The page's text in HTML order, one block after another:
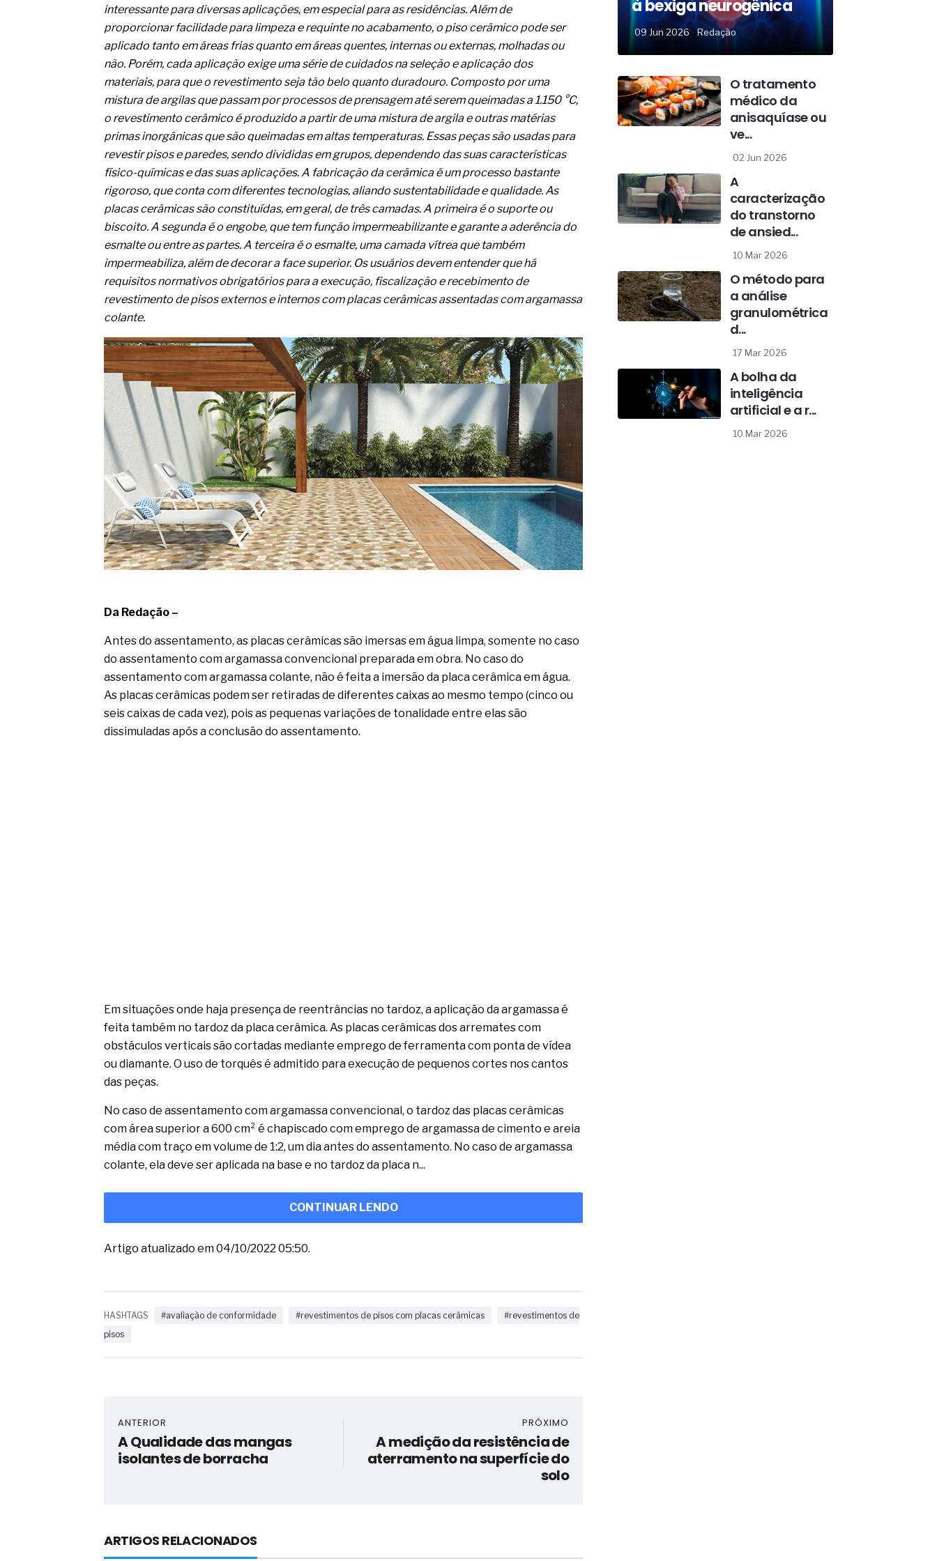
melhora o metabolismo
O desenvolvimento de indicadores nas atividades de
governança das organizações
O desenho industrial ganha espaço como estratégia
competitiva nas empresas
As variações dimensionais dos produtos de materiais
cimentícios com fibra de vidro
A próxima vantagem competitiva não está no modelo de IA
A IA elevou a régua do comprador B2B e a venda complexa
interessante para diversas aplicações, em especial para as residências. Além de
proporcionar facilidade para limpeza e requinte no acabamento, o piso cerâmico pode ser
aplicado tanto em áreas frias quanto em áreas quentes, internas ou externas, molhadas ou
não. Porém, cada aplicação exige uma série de cuidados na seleção e aplicação dos
materiais, para que o revestimento seja tão belo quanto duradouro. Composto por uma
mistura de argilas que passam por processos de prensagem até serem queimadas a 1.150 °C,
o revestimento cerâmico é produzido a partir de uma mistura de argila e outras matérias
primas inorgânicas que são queimadas em altas temperaturas. Essas peças são usadas para
revestir pisos e paredes, sendo divididas em grupos, dependendo das suas características
físico-químicas e das suas aplicações. A fabricação da cerâmica é um processo bastante
rigoroso, que conta com diferentes tecnologias, aliando sustentabilidade e qualidade. As
placas cerâmicas são constituídas, em geral, de três camadas. A primeira é o suporte ou
biscoito. A segunda é o engobe, que tem função impermeabilizante e garante a aderência do
esmalte ou entre as partes. A terceira é o esmalte, uma camada vítrea que também
impermeabiliza, além de decorar a face superior. Os usuários devem entender que há
requisitos normativos obrigatórios para a execução, fiscalização e recebimento de
revestimento de pisos externos e internos com placas cerâmicas assentadas com argamassa
colante.
Da Redação –
Antes do assentamento, as placas cerâmicas são imersas em água limpa, somente no caso
do assentamento com argamassa convencional preparada em obra. No caso do
assentamento com argamassa colante, não é feita a imersão da placa cerâmica em água.
As placas cerâmicas podem ser retiradas de diferentes caixas ao mesmo tempo (cinco ou
seis caixas de cada vez), pois as pequenas variações de tonalidade entre elas são
dissimuladas após a conclusão do assentamento.
Em situações onde haja presença de reentrâncias no tardoz, a aplicação da argamassa é
feita também no tardoz da placa cerâmica. As placas cerâmicas dos arremates com
obstáculos verticais são cortadas mediante emprego de ferramenta com ponta de vídea
ou diamante. O uso de torquês é admitido para execução de pequenos cortes nos cantos
das peças.
No caso de assentamento com argamassa convencional, o tardoz das placas cerâmicas
com área superior a 600 cm² é chapiscado com emprego de argamassa de cimento e areia
média com traço em volume de 1:2, um dia antes do assentamento. No caso de argamassa
colante, ela deve ser aplicada na base e no tardoz da placa n...
CONTINUAR LENDO
Artigo atualizado em 04/10/2022 05:50.
HASHTAGS #avaliação de conformidade #revestimentos de pisos com placas cerâmicas
#revestimentos de
pisos
ANTERIOR
A Qualidade das mangas
isolantes de borracha
PRÓXIMO
A medição da resistência de
aterramento na superfície do
solo
ARTIGOS RELACIONADOS
à bexiga neurogênica
09 Jun 2026 Redação
O tratamento
médico da
anisaquíase ou
ve...
02 Jun 2026
A
caracterização
do transtorno
de ansied...
10 Mar 2026
O método para
a análise
granulométrica
d...
17 Mar 2026
A bolha da
inteligência
artificial e a r...
10 Mar 2026